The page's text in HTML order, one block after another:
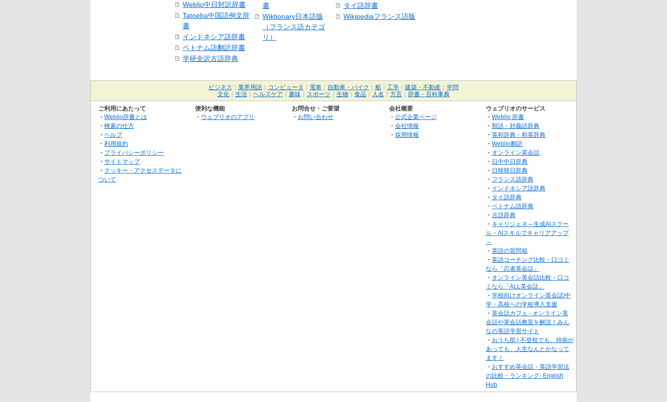
Weblio中日対訳辞書
Tatoeba中国語例文辞
書
インドネシア語辞書
ベトナム語翻訳辞書
学研全訳古語辞典
書
Wiktionary日本語版
（フランス語カテゴ
リ）
タイ語辞書
Wikipediaフランス語版
ビジネス 業界用語 コンピュータ 電車 自動車・バイク 船 工学 建築・不動産
学問
文化
生活 ヘルスケア 趣味 スポーツ 生物 食品 人名 方言 辞書・百科事典
ご利用にあたって
・ Weblio辞書とは
・ 検索の仕方
・ ヘルプ
・ 利用規約
・ プライバシーポリシー
・ サイトマップ
・ クッキー・アクセスデータに
ついて
便利な機能
・ ウェブリオのアプリ
お問合せ・ご要望
・ お問い合わせ
会社概要
・ 公式企業ページ
・ 会社情報
・ 採用情報
ウェブリオのサービス
・ Weblio 辞書
・ 類語・対義語辞典
・ 英和辞典・和英辞典
・ Weblio翻訳
・ オンライン英会話
・ 日中中日辞典
・ 日韓韓日辞典
・ フランス語辞典
・ インドネシア語辞典
・ タイ語辞典
・ ベトナム語辞典
・ 古語辞典
・ キャリジェネ～生成AIスクー
ル・AIスキルでキャリアアップ
～
・ 英語の質問箱
・ 英語コーチング比較・口コミ
なら「忍者英会話」
・ オンライン英会話比較・口コ
ミなら「ALL英会話」
・ 学校向けオンライン英会話|中
学・高校への学校導入支援
・ 英会話カフェ - オンライン英
会話や英会話教室を解説！みん
なの英語学習サイト
・ おうち部 | 不登校でも、持病が
あっても、人生なんとかなって
ます！
・ おすすめ英会話・英語学習法
の比較・ランキング- English
Hub